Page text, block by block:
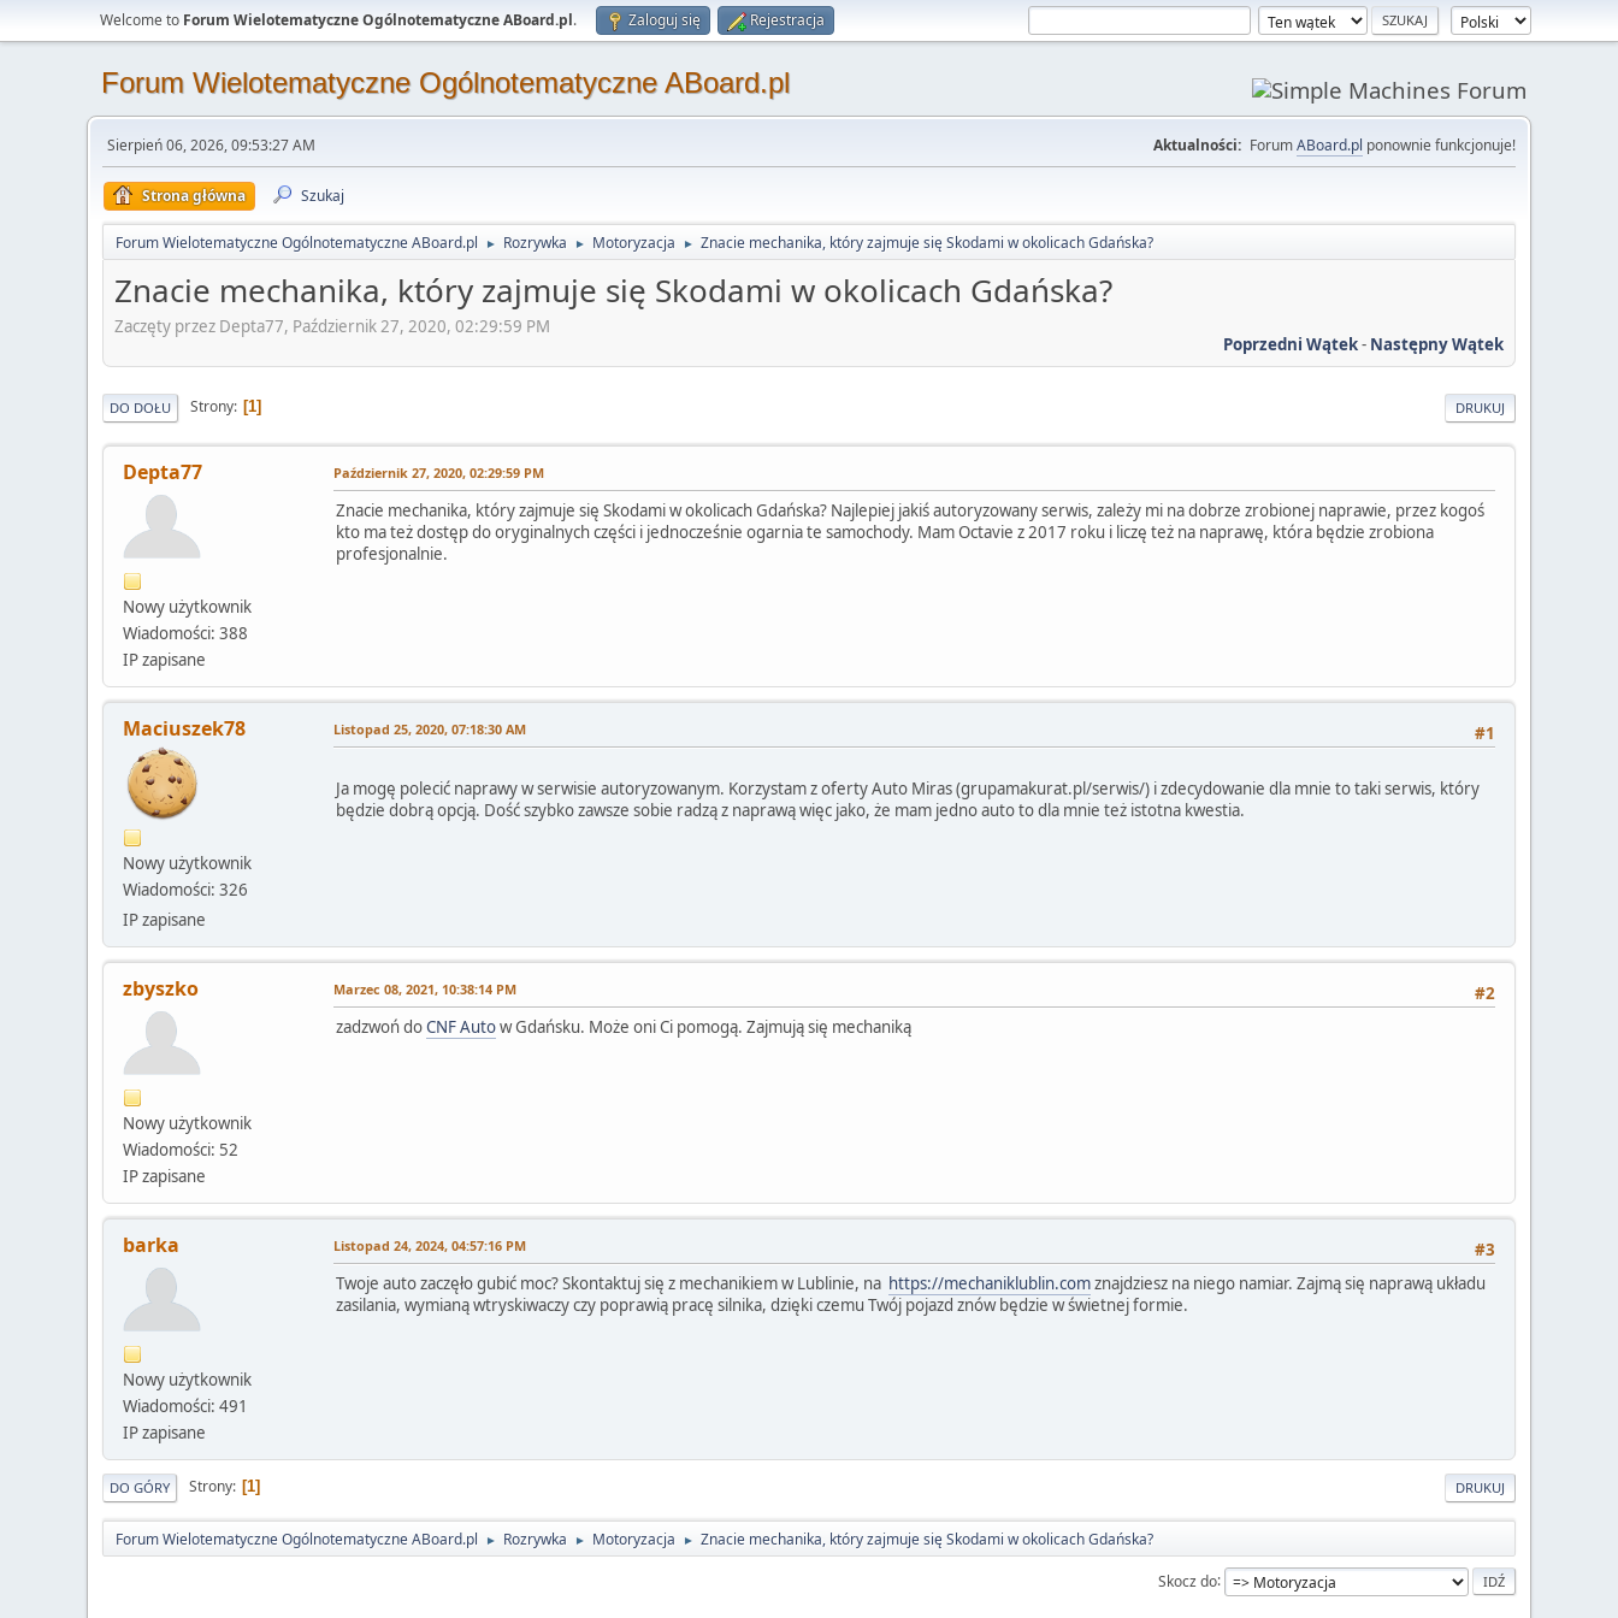
Welcome to Forum Wielotematyczne Ogólnotematyczne ABoard.pl. Zaloguj się Rejestracja
Forum Wielotematyczne Ogólnotematyczne ABoard.pl
Sierpień 06, 2026, 09:53:27 AM Aktualności: ForumABoard.pl ponownie funkcjonuje!
Strona główna Szukaj
Forum Wielotematyczne Ogólnotematyczne ABoard.pl ► Rozrywka ► Motoryzacja ► Znacie mechanika, który zajmuje się Skodami w okolicach Gdańska?
Znacie mechanika, który zajmuje się Skodami w okolicach Gdańska?
Zaczęty przez Depta77, Październik 27, 2020, 02:29:59 PM
Poprzedni Wątek- Następny Wątek
DRUKUJ
DO DOŁU Strony 1
Depta77
Nowy użytkownik
Wiadomości: 388
IP zapisane
Październik 27, 2020, 02:29:59 PM
Znacie mechanika, który zajmuje się Skodami w okolicach Gdańska? Najlepiej jakiś autoryzowany serwis, zależy mi na dobrze zrobionej naprawie, przez kogoś
kto ma też dostęp do oryginalnych części i jednocześnie ogarnia te samochody. Mam Octavie z 2017 roku i liczę też na naprawę, która będzie zrobiona
profesjonalnie.
Maciuszek78
Nowy użytkownik
Wiadomości: 326
IP zapisane
#1
Listopad 25, 2020, 07:18:30 AM
Ja mogę polecić naprawy w serwisie autoryzowanym. Korzystam z oferty Auto Miras (grupamakurat.pl/serwis/) i zdecydowanie dla mnie to taki serwis, który
będzie dobrą opcją. Dość szybko zawsze sobie radzą z naprawą więc jako, że mam jedno auto to dla mnie też istotna kwestia.
zbyszko
Nowy użytkownik
Wiadomości: 52
IP zapisane
#2
Marzec 08, 2021, 10:38:14 PM
zadzwoń doCNF Autow Gdańsku. Może oni Ci pomogą. Zajmują się mechaniką
barka
Nowy użytkownik
Wiadomości: 491
IP zapisane
#3
Listopad 24, 2024, 04:57:16 PM
Twoje auto zaczęło gubić moc? Skontaktuj się z mechanikiem w Lublinie, na https://mechaniklublin.comznajdziesz na niego namiar. Zajmą się naprawą układu
zasilania, wymianą wtryskiwaczy czy poprawią pracę silnika, dzięki czemu Twój pojazd znów będzie w świetnej formie.
DRUKUJ
DO GÓRY Strony 1
Forum Wielotematyczne Ogólnotematyczne ABoard.pl ► Rozrywka ► Motoryzacja ► Znacie mechanika, który zajmuje się Skodami w okolicach Gdańska?
Skocz do